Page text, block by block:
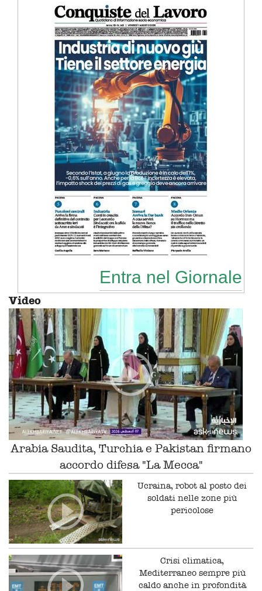
Entra nel Giornale
Video
Arabia Saudita, Turchia e Pakistan firmano
accordo difesa "La Mecca"
Ucraina, robot al posto dei
soldati nelle zone più
pericolose
Crisi climatica,
Mediterraneo sempre più
caldo anche in profondità